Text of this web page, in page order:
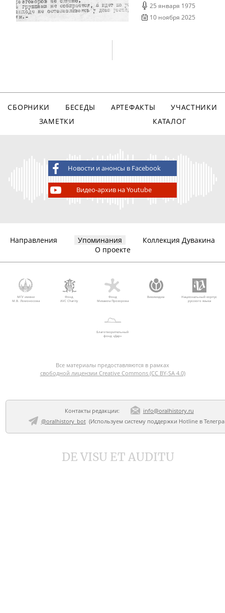
25 января 1975
10 ноября 2025
СБОРНИКИ БЕСЕДЫ АРТЕФАКТЫ
УЧАСТНИКИ
ЗАМЕТКИ
КАТАЛОГ
Новости и анонсы в Facebook
Видео-архив на Youtube
Направления Упоминания
Коллекция Дувакина
О проекте
МГУ имени
М.В. Ломоносова
Фонд
AVC Charity
Фонд
Михаила Прохорова
Викимедиа
Национальный корпус
русского языка
Благотворительный
фонд «Дар»
Все материалы предоставляются в рамках
свободной лицензии Creative Commons (CC BY-SA 4.0)
Контакты редакции:
info@oralhistory.ru
@oralhistory_bot(Используем систему поддержки Hotline в
DE VISU ET AUDITU